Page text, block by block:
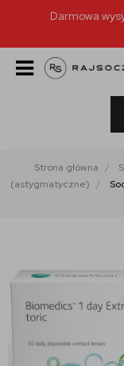
Darmowa
Strona główna
(astygmatyczne)